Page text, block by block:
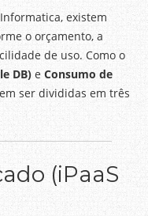
existem
o orçamento, a
de uso. Como o
DB) eConsumo de
ser divididas em três
(iPaaS